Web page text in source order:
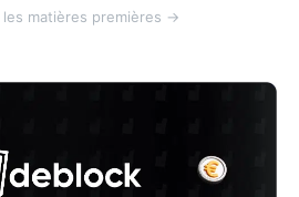
matières premières →